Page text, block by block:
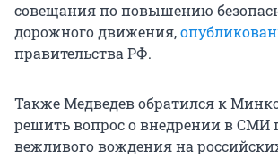
совещания по повышению
дорожного движения,
правительства РФ.
Также Медведев обратился к
решить вопрос о внедрении в СМИ
вежливого вождения на